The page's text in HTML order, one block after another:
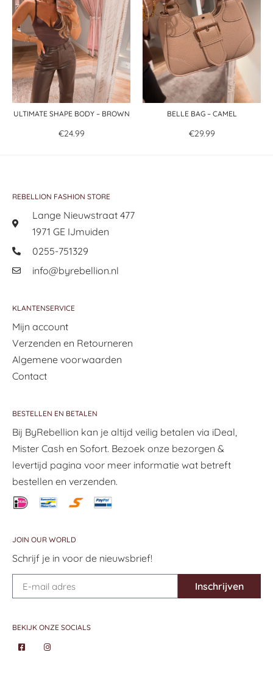
ULTIMATE SHAPE BODY – BROWN
€24.99
BELLE BAG – CAMEL
€29.99
REBELLION FASHION STORE
Lange Nieuwstraat 477
1971 GE IJmuiden
0255-751329
info@byrebellion.nl
KLANTENSERVICE
Mijn account
Verzenden en Retourneren
Algemene voorwaarden
Contact
BESTELLEN EN BETALEN
Bij ByRebellion kan je altijd veilig betalen via iDeal,
Mister Cash en Sofort. Bezoek onze bezorgen &
levertijd pagina voor meer informatie wat betreft
bestellen en verzenden.
JOIN OUR WORLD
Schrijf je in voor de nieuwsbrief!
Inschrijven
BEKIJK ONZE SOCIALS